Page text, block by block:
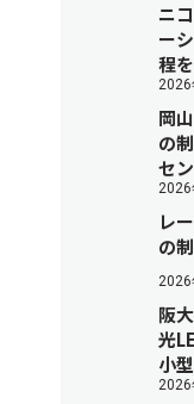
ニ
ー
程
2026
岡
の
セ
2026
レ
の
2026
阪
光
小
2026